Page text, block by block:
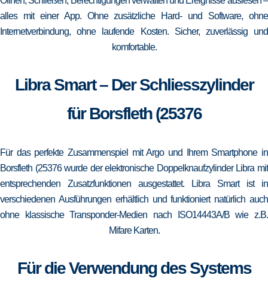
alles mit einer App. Ohne zusätzliche Hard- und Software, ohne
Internetverbindung, ohne laufende Kosten. Sicher, zuverlässig und
komfortable.
Libra Smart – Der Schliesszylinder
für Borsfleth (25376
Für das perfekte Zusammenspiel mit Argo und Ihrem Smartphone in
Borsfleth (25376 wurde der elektronische Doppelknaufzylinder Libra mit
entsprechenden Zusatzfunktionen ausgestattet. Libra Smart ist in
verschiedenen Ausführungen erhältlich und funktioniert natürlich auch
ohne klassische Transponder-Medien nach ISO14443A/B wie z.B.
Mifare Karten.
Für die Verwendung des Systems